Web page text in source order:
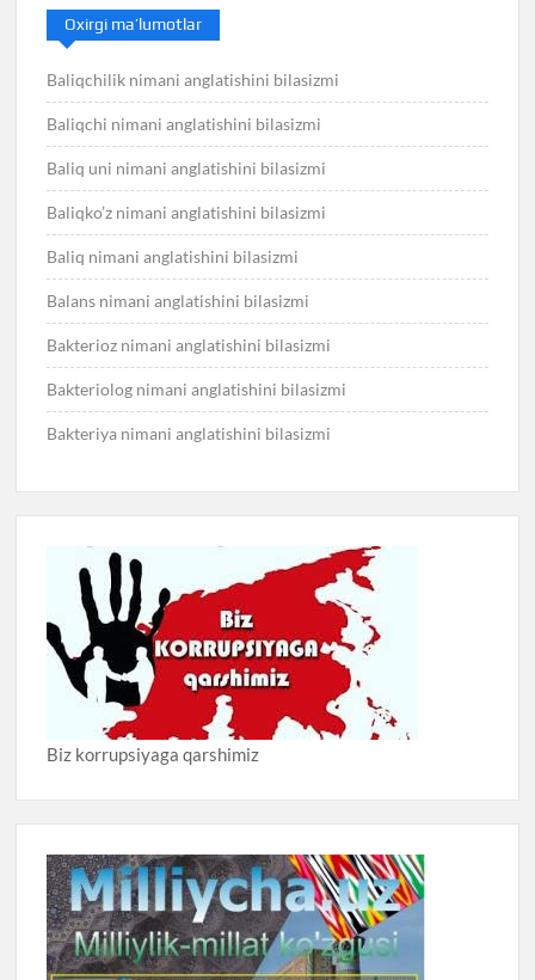
Oxirgi ma’lumotlar
Baliqchilik nimani anglatishini bilasizmi
Baliqchi nimani anglatishini bilasizmi
Baliq uni nimani anglatishini bilasizmi
Baliqko’z nimani anglatishini bilasizmi
Baliq nimani anglatishini bilasizmi
Balans nimani anglatishini bilasizmi
Bakterioz nimani anglatishini bilasizmi
Bakteriolog nimani anglatishini bilasizmi
Bakteriya nimani anglatishini bilasizmi
Biz korrupsiyaga qarshimiz